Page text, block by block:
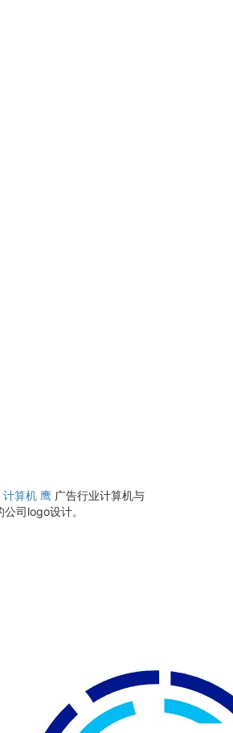
计算机 鹰 广告行业计算机与
司logo设计。